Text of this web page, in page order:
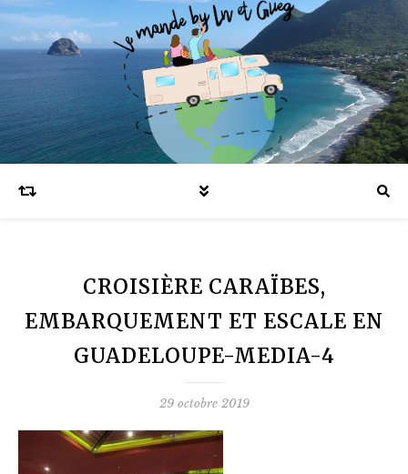
Blog voyages en famille et expatriation
CROISIÈRE CARAÏBES,
EMBARQUEMENT ET ESCALE EN
GUADELOUPE-MEDIA-4
29 octobre 2019